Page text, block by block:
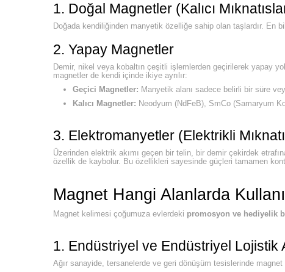
1. Doğal Magnetler (Kalıcı
Doğada kendiliğinden manyetik özelliğe sahip olan taşlardır. En
2. Yapay Magnetler
Demir, nikel veya kobaltın çeşitli işlemlerden geçirilerek yapay
magnetler de kendi içinde ikiye ayrılır:
Geçici Magnetler: Manyetik alanı sadece belirli bir süre
Kalıcı Magnetler: Neodyum (NdFeB), SmCo (Samaryum
3. Elektromanyetler (Elektrikli
Üzerinden elektrik akımı geçen bir telin, bir demir çekirdek
özellik de kaybolur. Bu özellikleri sayesinde güçleri tamamen
Magnet Hangi Alanlarda
Magnet kelimesi çoğumuza evlerdeki promosyon ve hediyelik
1. Endüstriyel ve Endüstriyel Lojistik
Ağır sanayide, tersanelerde ve geri dönüşüm tesislerinde